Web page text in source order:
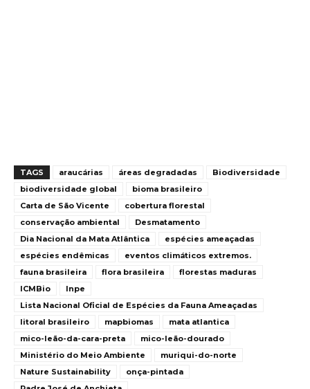
TAGS araucárias áreas degradadas
Biodiversidade
biodiversidade global
bioma brasileiro
Carta de São Vicente
cobertura florestal
conservação ambiental
Desmatamento
Dia Nacional da Mata Atlântica
espécies ameaçadas
espécies endêmicas
eventos climáticos extremos.
fauna brasileira
flora brasileira
florestas maduras
ICMBio
Inpe
Lista Nacional Oficial de Espécies da Fauna Ameaçadas
litoral brasileiro
mapbiomas
mata atlantica
mico-leão-da-cara-preta
mico-leão-dourado
Ministério do Meio Ambiente
muriqui-do-norte
Nature Sustainability
onça-pintada